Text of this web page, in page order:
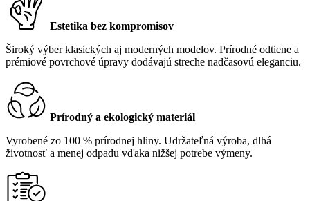
Estetika bez kompromisov
Široký výber klasických aj moderných modelov. Prírodné odtiene a
prémiové povrchové úpravy dodávajú streche nadčasovú eleganciu.
Prírodný a ekologický materiál
Vyrobené zo 100 % prírodnej hliny. Udržateľná výroba, dlhá
životnosť a menej odpadu vďaka nižšej potrebe výmeny.